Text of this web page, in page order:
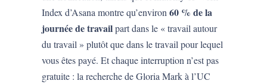
Index d’Asana montre qu’environ60 % de la
journée de travailpart dans le « travail autour
du travail » plutôt que dans le travail pour lequel
vous êtes payé. Et chaque interruption n’est pas
gratuite : la recherche de Gloria Mark à l’UC